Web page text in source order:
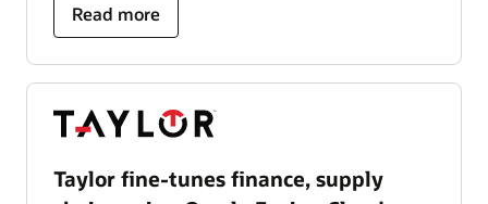
Read more
Taylor fine-tunes finance, supply